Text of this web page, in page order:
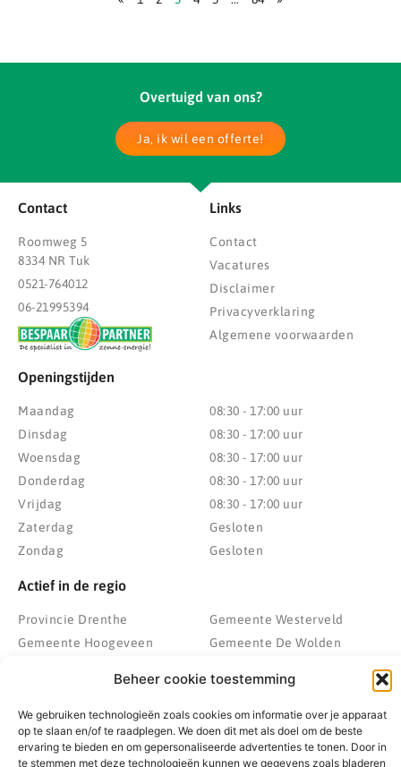
Beheer cookie toestemming
We gebruiken technologieën zoals cookies om informatie over je apparaat
op te slaan en/of te raadplegen. We doen dit met als doel om de beste
ervaring te bieden en om gepersonaliseerde advertenties te tonen. Door in
te stemmen met deze technologieën kunnen we gegevens zoals bladeren
Overtuigd van ons?
Ja, ik wil een offerte!
Contact
Roomweg 5
8334 NR Tuk
0521-764012
06-21995394
Links
Contact
Vacatures
Disclaimer
Privacyverklaring
Algemene voorwaarden
Openingstijden
Maandag
Dinsdag
Woensdag
Donderdag
Vrijdag
Zaterdag
Zondag
08:30 - 17:00 uur
08:30 - 17:00 uur
08:30 - 17:00 uur
08:30 - 17:00 uur
08:30 - 17:00 uur
Gesloten
Gesloten
Actief in de regio
Provincie Drenthe
Gemeente Hoogeveen
Gemeente Midden-Drenthe
Gemeente Noordenveld
Gemeente Noordoostpolder
Gemeente Steenwijkerland
Gemeente Westerveld
Gemeente De Wolden
Heerenveen
Kampen
Emmeloord
Wolvega